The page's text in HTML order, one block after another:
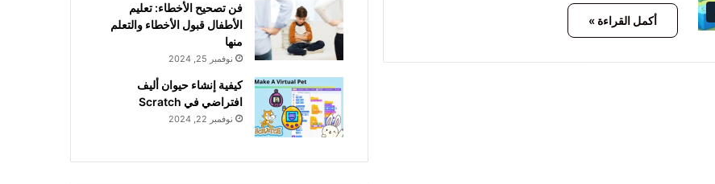
أكمل القراءة »
فن تصحيح الأخطاء: تعليم
الأطفال قبول الأخطاء والتعلم
منها
نوفمبر 25, 2024
كيفية إنشاء حيوان أليف
افتراضي في Scratch
نوفمبر 22, 2024